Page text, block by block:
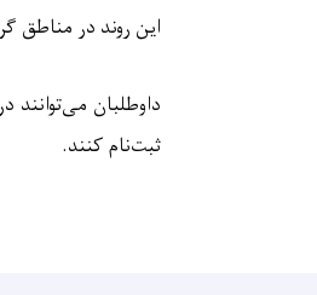
این روند در مناطق گرمسیر تا 25 سنبله و در مناطق سردسیر تا
داوطلبان
ثبت‌نام کنند.